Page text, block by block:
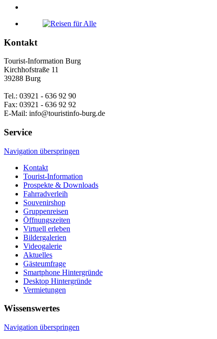
Kontakt
Tourist-Information Burg
Kirchhofstraße 11
39288 Burg
Tel.: 03921 - 636 92 90
Fax: 03921 - 636 92 92
E-Mail: info@touristinfo-burg.de
Service
Navigation überspringen
Kontakt
Tourist-Information
Prospekte & Downloads
Fahrradverleih
Souvenirshop
Gruppenreisen
Öffnungszeiten
Virtuell erleben
Bildergalerien
Videogalerie
Aktuelles
Gästeumfrage
Smartphone Hintergründe
Desktop Hintergründe
Vermietungen
Wissenswertes
Navigation überspringen